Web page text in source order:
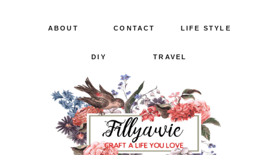
ABOUT CONTACT LIFE STYLE
DIY TRAVEL